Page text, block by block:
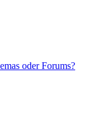
oder Forums?